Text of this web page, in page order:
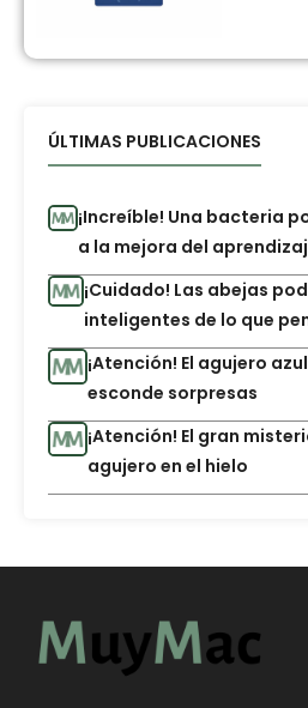
ÚLTIMAS PUBLICACIONES
¡Increíble! Una bacteria
a la mejora del
¡Cuidado! Las abejas
inteligentes de lo que
¡Atención! El agujero
esconde sorpresas
¡Atención! El gran
agujero en el hielo